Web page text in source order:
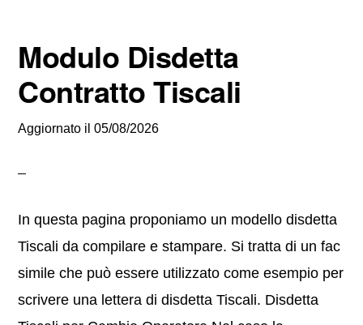
Modulo Disdetta
Contratto Tiscali
Aggiornato il05/08/2026
In questa pagina proponiamo un modello disdetta
Tiscali da compilare e stampare. Si tratta di un fac
simile che può essere utilizzato come esempio per
scrivere una lettera di disdetta Tiscali. Disdetta